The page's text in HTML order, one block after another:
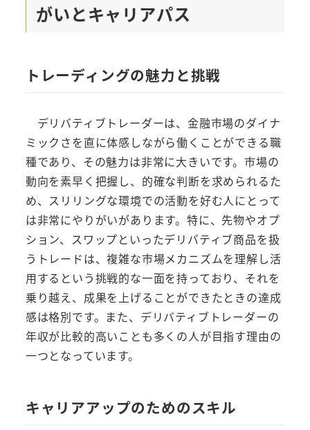
がいとキャリアパス
トレーディングの魅力と挑戦
デリバティブトレーダーは、金融市場のダイナ
ミックさを直に体感しながら働くことができる職
種であり、その魅力は非常に大きいです。市場の
動向を素早く把握し、的確な判断を求められるた
め、スリリングな環境での活動を好む人にとって
は非常にやりがいがあります。特に、先物やオプ
ション、スワップといったデリバティブ商品を扱
うトレードは、複雑な市場メカニズムを理解し活
用するという挑戦的な一面を持っており、それを
乗り越え、成果を上げることができたときの達成
感は格別です。また、デリバティブトレーダーの
年収が比較的高いことも多くの人が目指す理由の
一つとなっています。
キャリアアップのためのスキル